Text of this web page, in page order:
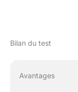
Bilan du test
Avantages